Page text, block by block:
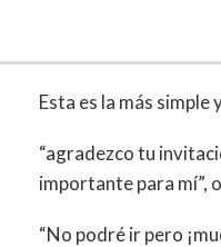
Esta es la más simple
“agradezco tu
importante para mí”, o
“No podré ir pero